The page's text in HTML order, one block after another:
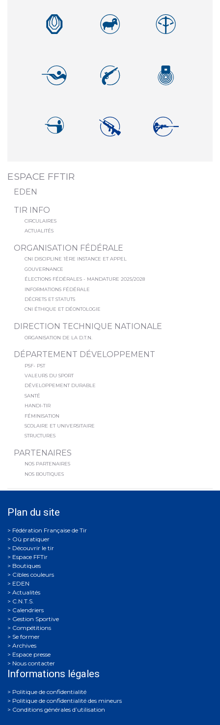
ESPACE FFTIR
EDEN
TIR INFO
CIRCULAIRES
ACTUALITÉS
ORGANISATION FÉDÉRALE
CNI DISCIPLINE 1ÈRE INSTANCE ET APPEL
GOUVERNANCE
ÉLECTIONS FÉDÉRALES - MANDATURE 2025/2028
INFORMATIONS FÉDÉRALE
DÉCRETS ET STATUTS
CNI ÉTHIQUE ET DÉONTOLOGIE
DIRECTION TECHNIQUE NATIONALE
ORGANISATION DE LA D.T.N.
DÉPARTEMENT DÉVELOPPEMENT
PSF- PST
VALEURS DU SPORT
DÉVELOPPEMENT DURABLE
SANTÉ
HANDI-TIR
FÉMINISATION
SCOLAIRE ET UNIVERSITAIRE
STRUCTURES
PARTENAIRES
NOS PARTENAIRES
NOS BOUTIQUES
Plan du site
Où pratiquer
Découvrir le tir
Espace FFTir
Boutiques
Cibles couleurs
EDEN
Actualités
C.N.T.S.
Calendriers
Gestion Sportive
Compétitions
Se former
Archives
Espace presse
Nous contacter
Informations légales
Politique de confidentialité
Politique de confidentialité des mineurs
Conditions générales d’utilisation